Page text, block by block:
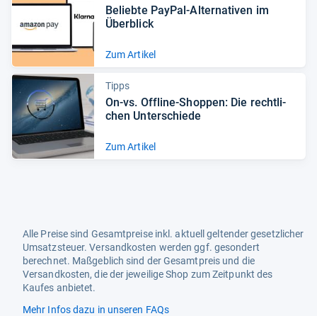
Beliebte PayPal-​Alter­na­ti­ven im
Über­blick
Zum Artikel
Tipps
On-​vs. Off­line-​Shop­pen: Die recht­li­
chen Unter­schiede
Zum Artikel
Alle Preise sind Gesamtpreise inkl. aktuell geltender gesetzlicher
Umsatzsteuer. Versandkosten werden ggf. gesondert
berechnet. Maßgeblich sind der Gesamtpreis und die
Versandkosten, die der jeweilige Shop zum Zeitpunkt des
Kaufes anbietet.
Mehr Infos dazu in unseren FAQs